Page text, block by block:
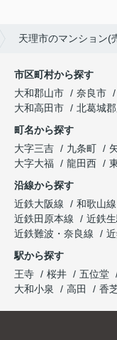
天理市のマンション(
市区町村から探す
大和郡山市
奈良市
大和高田市
北葛城
町名から探す
大字三吉
九条町
大字大福
龍田西
沿線から探す
近鉄大阪線
和歌山線
近鉄田原本線
近鉄
近鉄難波・奈良線
駅から探す
王寺
桜井 五位堂
大和小泉
高田 香